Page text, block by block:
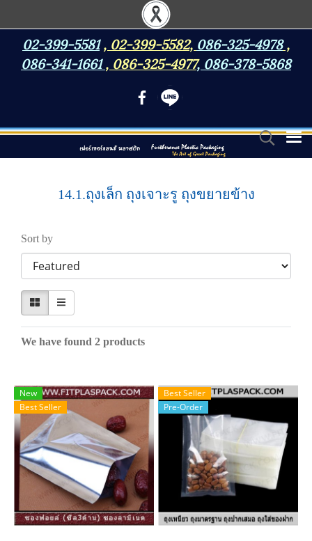
02-399-5581 , 02-399-5582, 086-325-4978,
086-341-1661 , 086-325-4977, 086-378-5868
14.1.ถุงเล็ก ถุงเจาะรู ถุงขยายข้าง
Sort by
We have found 2 products
New
Best Seller
Best Seller
Pre-Order